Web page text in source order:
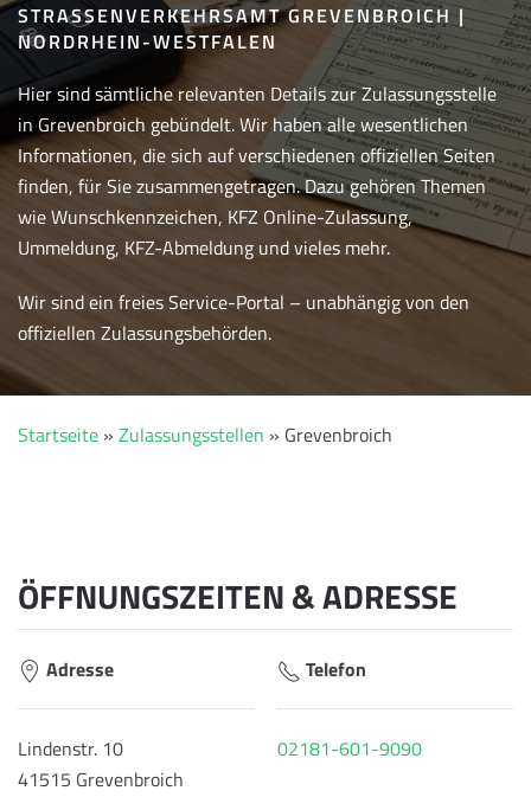
STRASSENVERKEHRSAMT GREVENBROICH | N
ORDRHEIN-WESTFALEN
Hier sind sämtliche relevanten Details zur Zulassungsstelle
in Grevenbroich gebündelt. Wir haben alle wesentlichen
Informationen, die sich auf verschiedenen offiziellen Seiten
finden, für Sie zusammengetragen. Dazu gehören Themen
wie Wunschkennzeichen, KFZ Online-Zulassung,
Ummeldung, KFZ-Abmeldung und vieles mehr.
Wir sind ein freies Service-Portal – unabhängig von den
offiziellen Zulassungsbehörden.
Startseite » Zulassungsstellen » Grevenbroich
ÖFFNUNGSZEITEN & ADRESSE
Adresse
Lindenstr. 10
41515 Grevenbroich
Telefon
02181-601-9090